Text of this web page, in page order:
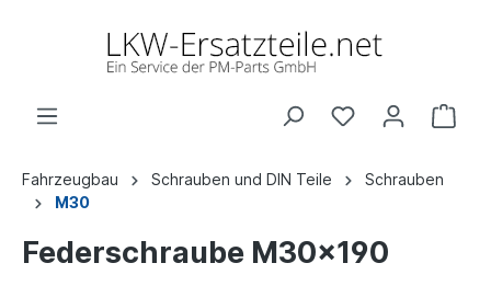
Fahrzeugbau Schrauben und DIN Teile
Schrauben
M30
Federschraube M30x190